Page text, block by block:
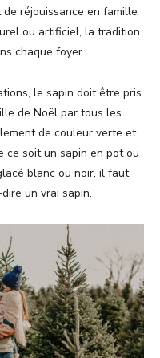
réjouissance en famille
ou artificiel, la tradition
chaque foyer.
le sapin doit être pris
de Noël par tous les
de couleur verte et
ce soit un sapin en pot ou
blanc ou noir, il faut
un vrai sapin.